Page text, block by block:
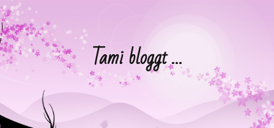
Tami bloggt …